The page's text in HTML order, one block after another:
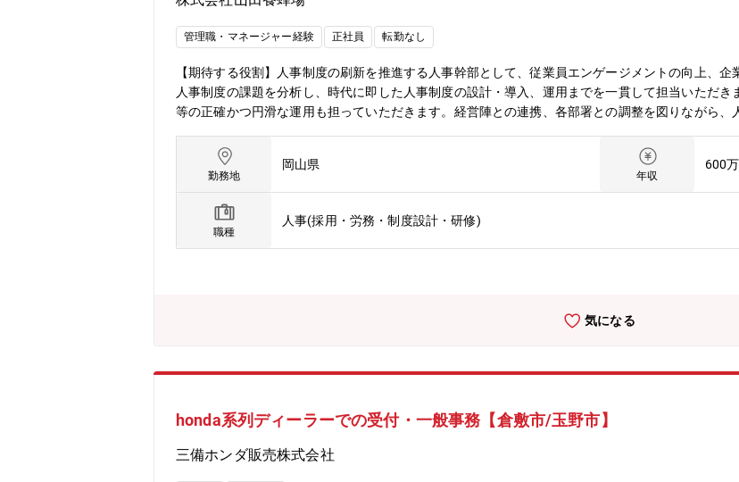
管理職・マネージャー経験 正社員 転勤なし
【期待する役割】人事制度の刷新を推進する人事幹部として、従業員エンゲージメントの向上、
人事制度の課題を分析し、時代に即した人事制度の設計・導入、運用までを一貫して担当いただ
等の正確かつ円滑な運用も担っていただきます。経営陣との連携、各部署との調整を図りながら、
制度の分析・評価と課題抽出・人事制度変更の企画・立案・設計・導入・その他各種人事関連施策
応など）・制度変更に伴う運用ルールの策定・周知・徹底・人事施策の効果測定と改善策の実施・
入退社管理、就業規則ほか各種規定の管理および見直し、各種従業員相談対応など）・人事関連法
勤務地
岡山県
年収
600
職種
人事(採用・労務・制度設計・研修)
気になる
honda系列ディーラーでの受付・一般事務【倉敷市/玉野市】
三備ホンダ販売株式会社